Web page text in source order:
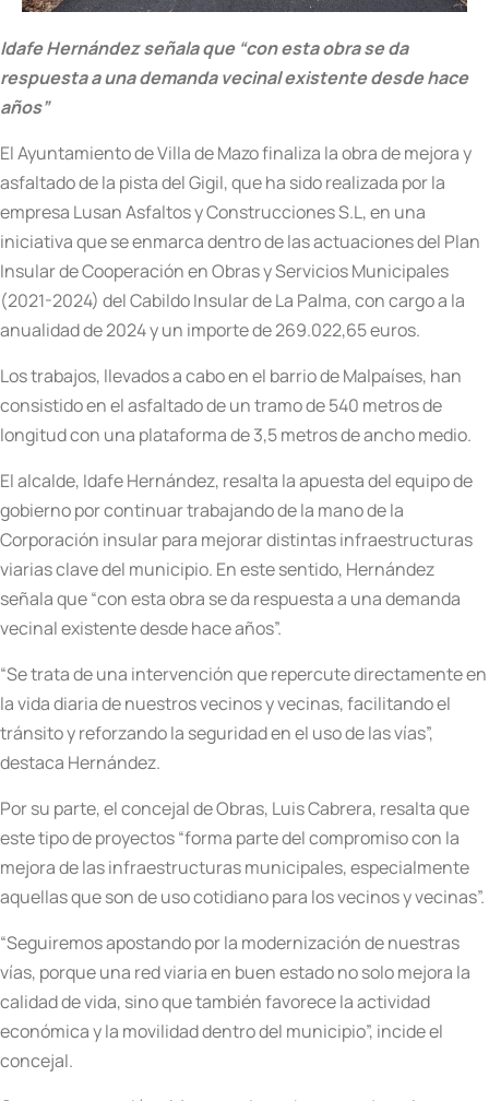
Idafe Hernández señala que “con esta obra se da
respuesta a una demanda vecinal existente desde hace
años”
El Ayuntamiento de Villa de Mazo finaliza la obra de mejora y
asfaltado de la pista del Gigil, que ha sido realizada por la
empresa Lusan Asfaltos y Construcciones S.L, en una
iniciativa que se enmarca dentro de las actuaciones del Plan
Insular de Cooperación en Obras y Servicios Municipales
(2021-2024) del Cabildo Insular de La Palma, con cargo a la
anualidad de 2024 y un importe de 269.022,65 euros.
Los trabajos, llevados a cabo en el barrio de Malpaíses, han
consistido en el asfaltado de un tramo de 540 metros de
longitud con una plataforma de 3,5 metros de ancho medio.
El alcalde, Idafe Hernández, resalta la apuesta del equipo de
gobierno por continuar trabajando de la mano de la
Corporación insular para mejorar distintas infraestructuras
viarias clave del municipio. En este sentido, Hernández
señala que “con esta obra se da respuesta a una demanda
vecinal existente desde hace años”.
“Se trata de una intervención que repercute directamente en
la vida diaria de nuestros vecinos y vecinas, facilitando el
tránsito y reforzando la seguridad en el uso de las vías”,
destaca Hernández.
Por su parte, el concejal de Obras, Luis Cabrera, resalta que
este tipo de proyectos “forma parte del compromiso con la
mejora de las infraestructuras municipales, especialmente
aquellas que son de uso cotidiano para los vecinos y vecinas”.
“Seguiremos apostando por la modernización de nuestras
vías, porque una red viaria en buen estado no solo mejora la
calidad de vida, sino que también favorece la actividad
económica y la movilidad dentro del municipio”, incide el
concejal.